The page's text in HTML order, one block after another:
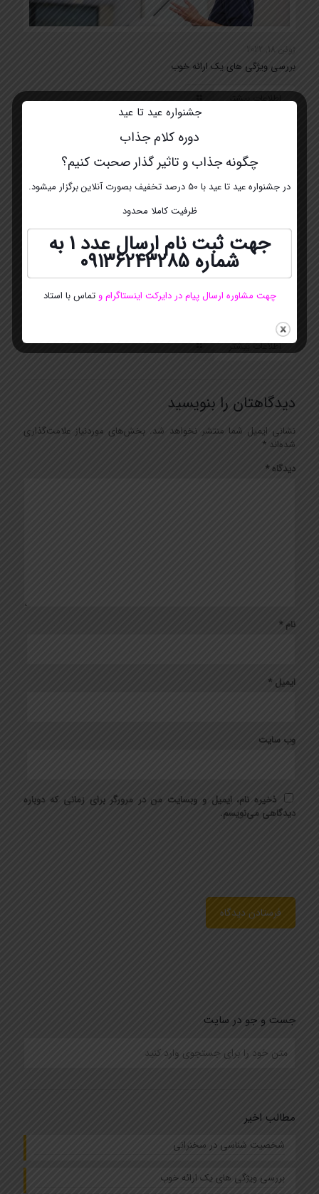
ژوئن 18, 2022
بررسی ویژگی های یک ارائه خوب
اطلاعات بیشتر
ژوئن 15, 2022
اطلاعات بیشتر
دیدگاهتان را بنویسید
نشانی ایمیل شما منتشر نخواهد شد. بخش‌های موردنیاز علامت‌گذاری
شده‌اند *
دیدگاه*
نام*
ایمیل *
وب‌ سایت
ذخیره نام، ایمیل و وبسایت من در مرورگر برای زمانی که دوباره
دیدگاهی می‌نویسم.
جست و جو در سایت
مطالب اخیر
شخصیت شناسی در سخنرانی
بررسی ویژگی های یک ارائه خوب
جشنواره عید تا عید
دوره کلام جذاب
چگونه جذاب و تاثیر گذار صحبت کنیم؟
در جشنواره عید تا عید با 50 درصد تخفیف بصورت آنلاین برگزار میشود.
ظرفیت کاملا محدود
جهت ثبت نام ارسال عدد 1 به
شماره 09136243285
چهت مشاوره ارسال پیام در دایرکت اینستاگراموتماس با استاد